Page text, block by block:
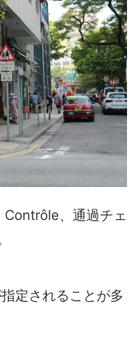
、通過チェ
定されることが多